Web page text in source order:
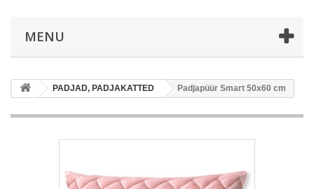
MENU
PADJAD, PADJAKATTED Padjapüür Smart 50x60 cm